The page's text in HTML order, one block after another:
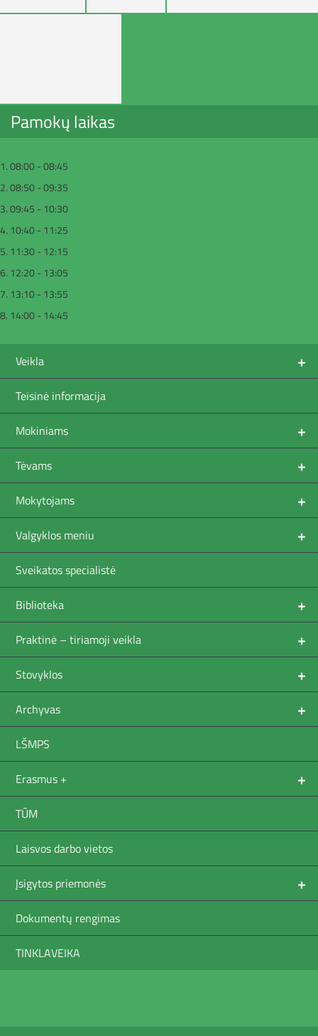
Pamokų laikas
1. 08:00 - 08:45
2. 08:50 - 09:35
3. 09:45 - 10:30
4. 10:40 - 11:25
5. 11:30 - 12:15
6. 12:20 - 13:05
7. 13:10 - 13:55
8. 14:00 - 14:45
+
Veikla
Teisinė informacija
+
Mokiniams
+
Tėvams
+
Mokytojams
+
Valgyklos meniu
Sveikatos specialistė
+
Biblioteka
+
Praktinė – tiriamoji veikla
+
Stovyklos
+
Archyvas
LŠMPS
+
Erasmus +
TŪM
Laisvos darbo vietos
+
Įsigytos priemonės
Dokumentų rengimas
TINKLAVEIKA